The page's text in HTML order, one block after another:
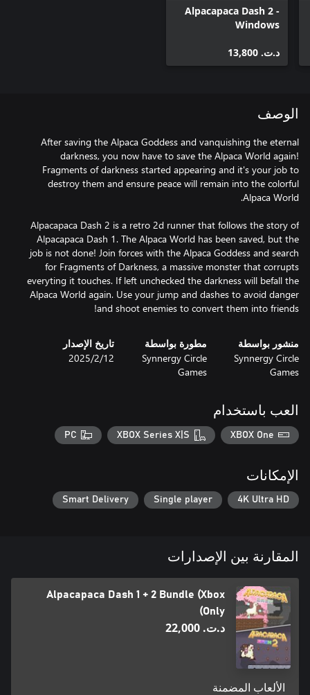
Alpacapaca Dash 2 -
Windows
د.ت.‏ 13,800
الوصف
After saving the Alpaca Goddess and vanquishing the eternal
darkness, you now have to save the Alpaca World again!
Fragments of darkness started appearing and it's your job to
destroy them and ensure peace will remain into the colorful
Alpacapaca Dash 2 is a retro 2d runner that follows the story of
Alpacapaca Dash 1. The Alpaca World has been saved, but the
job is not done! Join forces with the Alpaca Goddess and search
for Fragments of Darkness, a massive monster that corrupts
everyting it touches. If left unchecked the darkness will befall the
Alpaca World again. Use your jump and dashes to avoid danger
and shoot enemies to convert them into friends!
منشور بواسطة
Synnergy Circle
Games
مطورة بواسطة
Synnergy Circle
Games
تاريخ الإصدار
12‏/2‏/2025
العب باستخدام
XBOX One
XBOX Series X|S
PC
الإمكانات
4K Ultra HD
Single player
Smart Delivery
المقارنة بين الإصدارات
Alpacapaca Dash 1 + 2 Bundle (Xbox
Only)
د.ت.‏ 22,000
الألعاب المضمنة